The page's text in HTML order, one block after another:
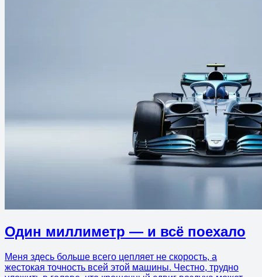
Один миллиметр — и всё поехало
Меня здесь больше всего цепляет не скорость, а
жестокая точность всей этой машины. Честно, трудно